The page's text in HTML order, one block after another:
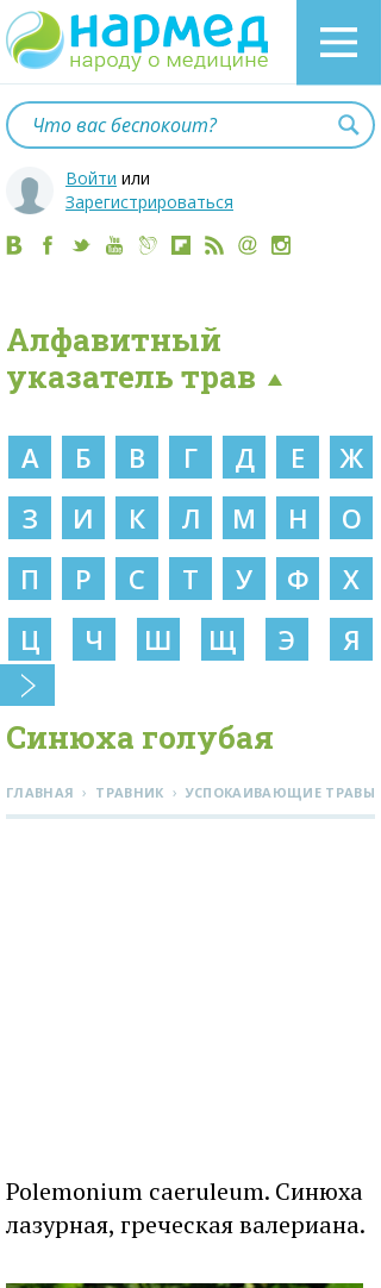
Войти или
Зарегистрироваться
Алфавитный
указатель трав
А Б В Г Д Е
Ж
З
И К Л М Н
О
П
Р С Т У Ф
Х
Ц
Ч Ш Щ Э Я
Синюха голубая
ГЛАВНАЯ › ТРАВНИК › УСПОКАИВАЮЩИЕ ТРАВЫ
Polemonium caeruleum. Синюха
лазурная, греческая валериана.